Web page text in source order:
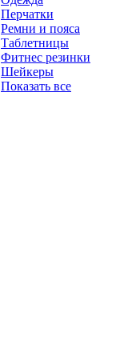
Перчатки
Ремни и пояса
Таблетницы
Фитнес резинки
Шейкеры
Показать все